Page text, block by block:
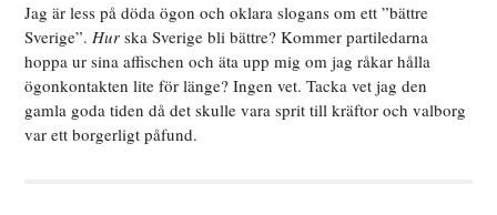
Jag är less på döda ögon och oklara slogans om ett ”bättre
Sverige”.Hur ska Sverige bli bättre? Kommer partiledarna
hoppa ur sina affischen och äta upp mig om jag råkar hålla
ögonkontakten lite för länge? Ingen vet. Tacka vet jag den
gamla goda tiden då det skulle vara sprit till kräftor och valborg
var ett borgerligt påfund.